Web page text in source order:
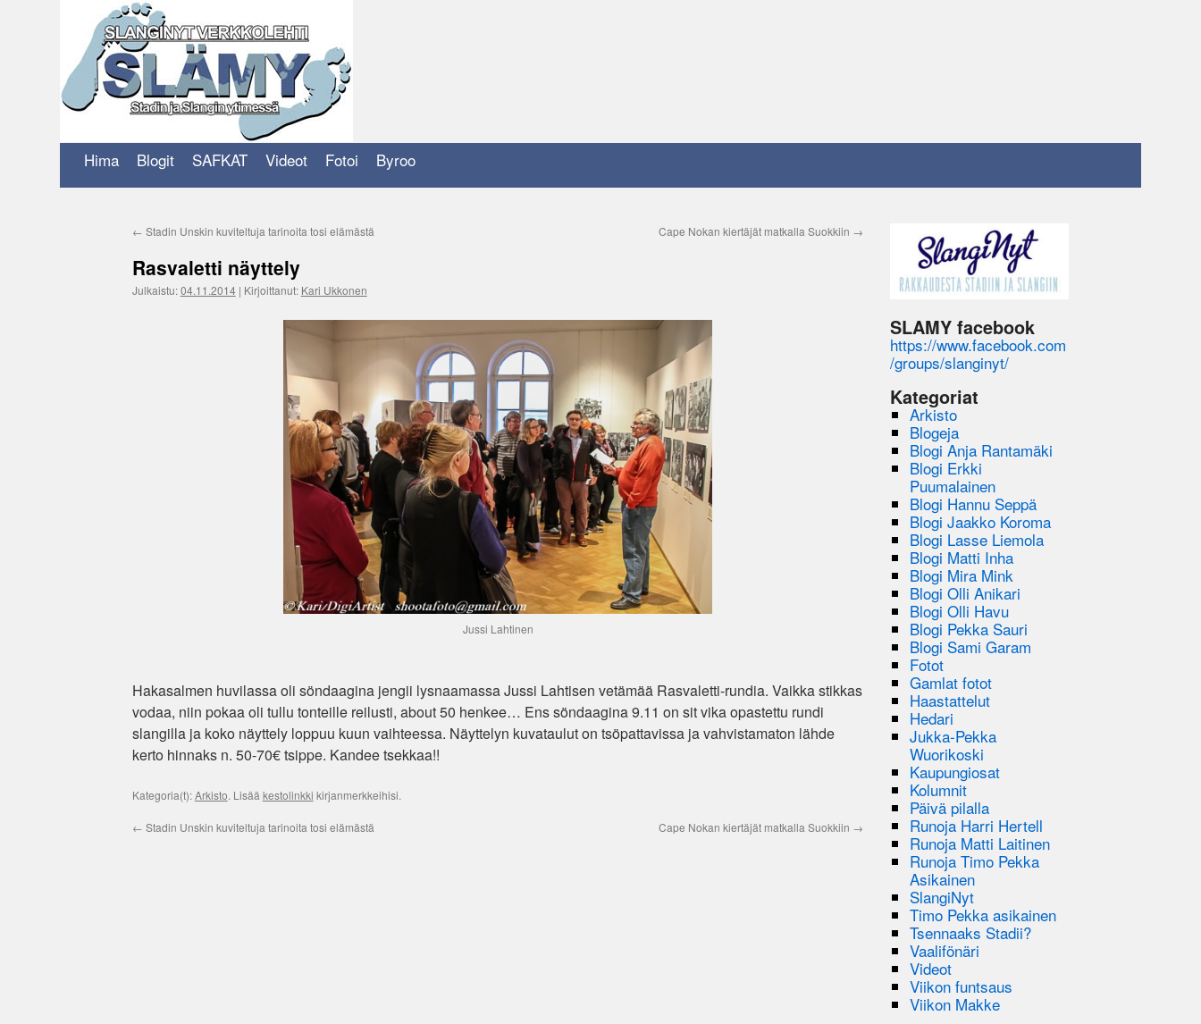
Hima Blogit SAFKAT Videot Fotoi Byroo
← Stadin Unskin kuviteltuja tarinoita tosi elämästä Cape Nokan kiertäjät matkalla Suokkiin →
Rasvaletti näyttely
Julkaistu:04.11.2014| Kirjoittanut: Kari Ukkonen
Jussi Lahtinen
Hakasalmen huvilassa oli söndaagina jengii lysnaamassa Jussi Lahtisen vetämää Rasvaletti-rundia. Vaikka stikkas
vodaa, niin pokaa oli tullu tonteille reilusti, about 50 henkee… Ens söndaagina 9.11 on sit vika opastettu rundi
slangilla ja koko näyttely loppuu kuun vaihteessa. Näyttelyn kuvataulut on tsöpattavissa ja vahvistamaton lähde
kerto hinnaks n. 50-70€ tsippe. Kandee tsekkaa!!
Kategoria(t):Arkisto. Lisää kestolinkki kirjanmerkkeihisi.
← Stadin Unskin kuviteltuja tarinoita tosi elämästä Cape Nokan kiertäjät matkalla Suokkiin →
SLAMY facebook
https://www.facebook.com
/groups/slanginyt/
Kategoriat
Arkisto
Blogeja
Blogi Anja Rantamäki
Blogi Erkki
Puumalainen
Blogi Hannu Seppä
Blogi Jaakko Koroma
Blogi Lasse Liemola
Blogi Matti Inha
Blogi Mira Mink
Blogi Olli Anikari
Blogi Olli Havu
Blogi Pekka Sauri
Blogi Sami Garam
Fotot
Gamlat fotot
Haastattelut
Hedari
Jukka-Pekka
Wuorikoski
Kaupungiosat
Kolumnit
Päivä pilalla
Runoja Harri Hertell
Runoja Matti Laitinen
Runoja Timo Pekka
Asikainen
SlangiNyt
Timo Pekka asikainen
Tsennaaks Stadii?
Vaalifönäri
Videot
Viikon funtsaus
Viikon Makke